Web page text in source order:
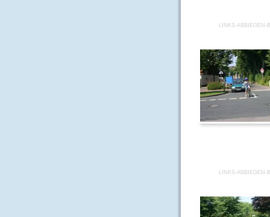
LINKS-ABBIEGEN-
LINKS-ABBIEGEN-